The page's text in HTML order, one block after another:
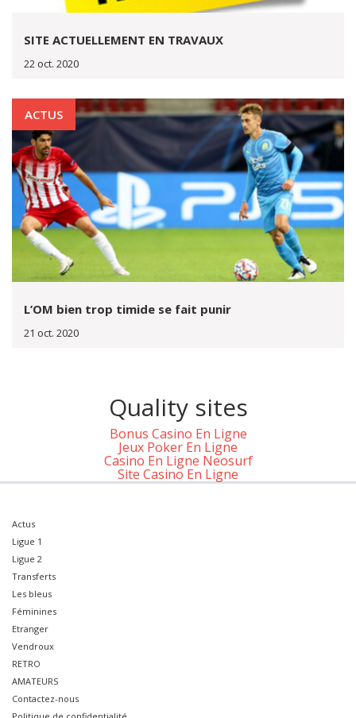
SITE ACTUELLEMENT EN TRAVAUX
22 oct. 2020
ACTUS
L’OM bien trop timide se fait punir
21 oct. 2020
Quality sites
Bonus Casino En Ligne
Jeux Poker En Ligne
Casino En Ligne Neosurf
Site Casino En Ligne
Actus
Ligue 1
Ligue 2
Transferts
Les bleus
Féminines
Etranger
Vendroux
RETRO
AMATEURS
Contactez-nous